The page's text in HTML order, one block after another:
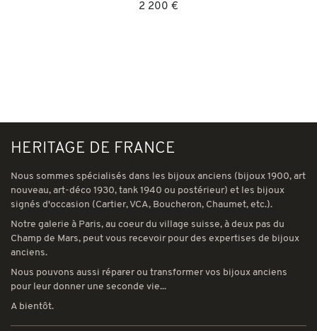
2 200 €
HERITAGE DE FRANCE
Nous sommes spécialisés dans les bijoux anciens (bijoux 1900, art
nouveau, art-déco 1930, tank 1940 ou postérieur) et les bijoux
signés d'occasion (Cartier, VCA, Boucheron, Chaumet, etc.).
Notre galerie à Paris, au coeur du village suisse, à deux pas du
Champ de Mars, peut vous recevoir pour des expertises de bijoux
anciens.
Nous pouvons aussi réparer ou transformer vos bijoux anciens
pour leur donner une seconde vie...
A bientôt.